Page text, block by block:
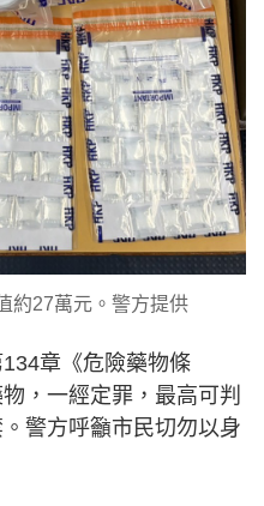
約27萬元。警方提供
章《危險藥物條
，一經定罪，最高可判
警方呼籲市民切勿以身